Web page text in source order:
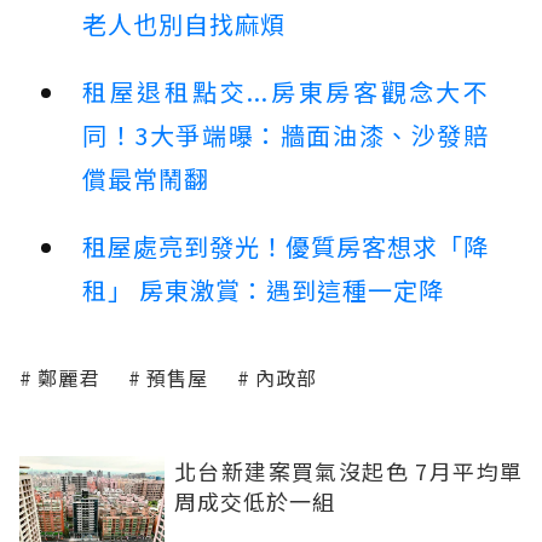
老人也別自找麻煩
租屋退租點交...房東房客觀念大不
同！3大爭端曝：牆面油漆、沙發賠
償最常鬧翻
租屋處亮到發光！優質房客想求「降
租」 房東激賞：遇到這種一定降
鄭麗君 預售屋 內政部
北台新建案買氣沒起色 7月平均單
周成交低於一組